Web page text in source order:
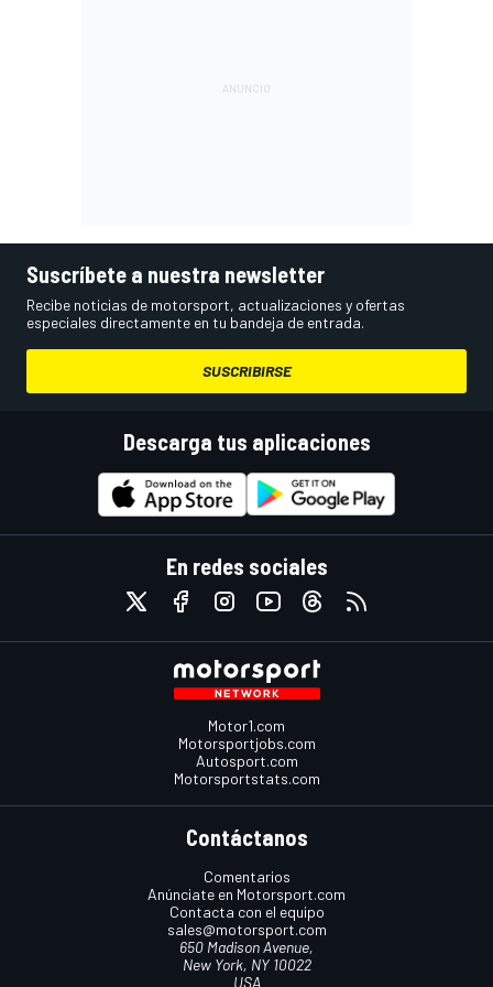
Suscríbete a nuestra newsletter
Recibe noticias de motorsport, actualizaciones y ofertas
especiales directamente en tu bandeja de entrada.
SUSCRIBIRSE
Descarga tus aplicaciones
En redes sociales
Motor1.com
Motorsportjobs.com
Autosport.com
Motorsportstats.com
Contáctanos
Comentarios
Anúnciate en Motorsport.com
Contacta con el equipo
sales@motorsport.com
650 Madison Avenue,
New York, NY 10022
USA